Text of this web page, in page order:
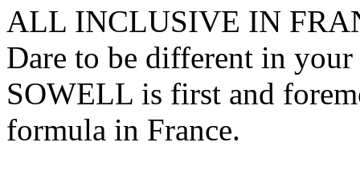
ALL INCLUSIVE IN
Dare to be different in
SOWELL is first and
formula in France.